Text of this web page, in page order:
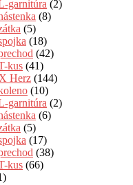
garnitúra (2)
(8)
(5)
(18)
(42)
kus (41)
Herz (144)
(10)
garnitúra (2)
(6)
(5)
(17)
(38)
kus (66)